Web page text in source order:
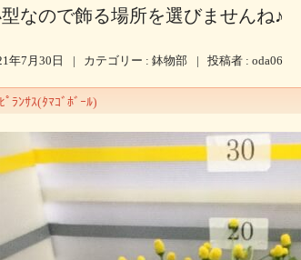
なので飾る場所を選びませんね♪
年7月30日 | カテゴリー : 鉢物部 | 投稿者 : oda06
ﾟﾗﾝｻｽ(ﾀﾏｺﾞﾎﾞｰﾙ)